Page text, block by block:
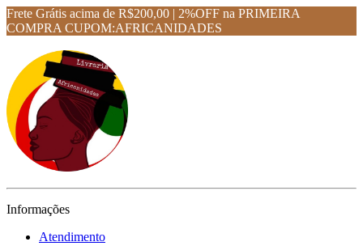
Frete Grátis acima de R$200,00 | 2%OFF na PRIMEIRA
COMPRA CUPOM:AFRICANIDADES
Informações
Atendimento